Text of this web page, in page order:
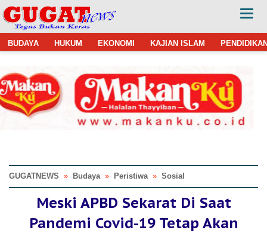
BUDAYA HUKUM EKONOMI KAJIAN ISLAM
GUGATNEWS » Budaya » Peristiwa » Sosial
Meski APBD Sekarat Di Saat
Pandemi Covid-19 Tetap Akan